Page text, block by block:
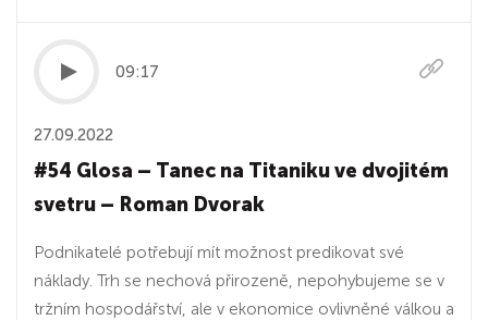
09:17
27.09.2022
#54 Glosa – Tanec na Titaniku ve dvojitém
svetru – Roman Dvorak
Podnikatelé potřebují mít možnost predikovat své
náklady. Trh se nechová přirozeně, nepohybujeme se v
tržním hospodářství, ale v ekonomice ovlivněné válkou a